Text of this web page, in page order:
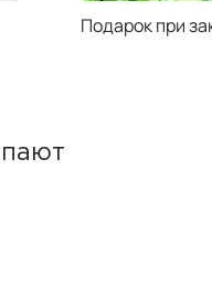
Подарок при